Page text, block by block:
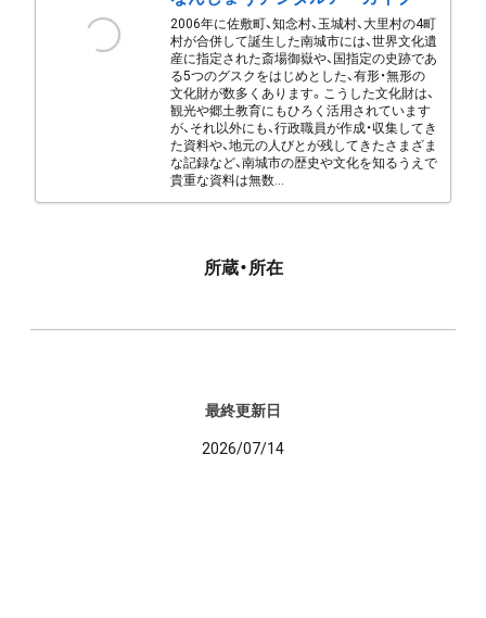
2006年に佐敷町、知念村、玉城村、大里村の4町
村が合併して誕生した南城市には、世界文化遺
産に指定された斎場御嶽や、国指定の史跡であ
る5つのグスクをはじめとした、有形・無形の
文化財が数多くあります。こうした文化財は、
観光や郷土教育にもひろく活用されています
が、それ以外にも、行政職員が作成・収集してき
た資料や、地元の人びとが残してきたさまざま
な記録など、南城市の歴史や文化を知るうえで
貴重な資料は無数...
所蔵・所在
最終更新日
2026/07/14